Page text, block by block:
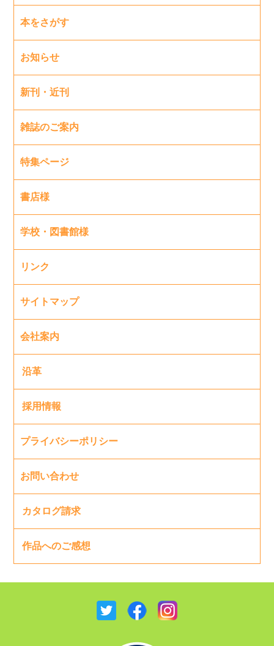
本をさがす
お知らせ
新刊・近刊
雑誌のご案内
特集ページ
書店様
学校・図書館様
リンク
サイトマップ
会社案内
沿革
採用情報
プライバシーポリシー
お問い合わせ
カタログ請求
作品へのご感想